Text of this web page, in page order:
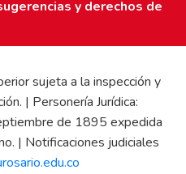
y derechos de
sujeta a la inspección y
| Personería Jurídica:
de 1895 expedida
| Notificaciones judiciales